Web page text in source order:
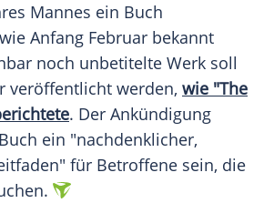
Mannes ein Buch
Anfang Februar bekannt
noch unbetitelte Werk soll
veröffentlicht werden, wie "The
. Der Ankündigung
ein "nachdenklicher,
für Betroffene sein, die